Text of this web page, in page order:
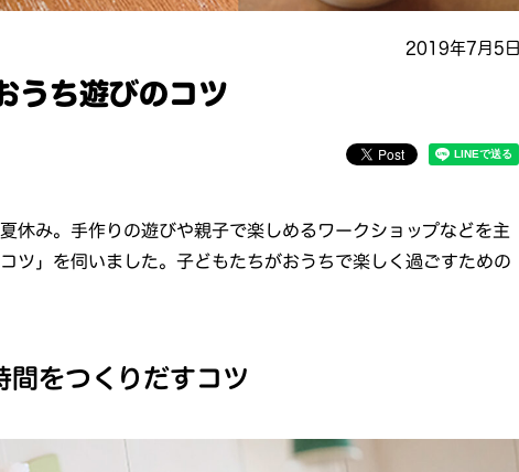
2019年7月5日
うち遊びのコツ
休み。手作りの遊びや親子で楽しめるワークショップなどを主
ツ」を伺いました。子どもたちがおうちで楽しく過ごすための
間をつくりだすコツ